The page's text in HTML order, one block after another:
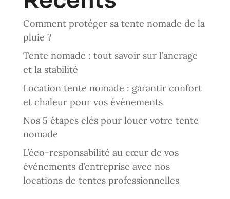
Comment protéger sa tente nomade de la
pluie ?
Tente nomade : tout savoir sur l’ancrage
et la stabilité
Location tente nomade : garantir confort
et chaleur pour vos événements
Nos 5 étapes clés pour louer votre tente
nomade
L’éco-responsabilité au cœur de vos
événements d’entreprise avec nos
locations de tentes professionnelles